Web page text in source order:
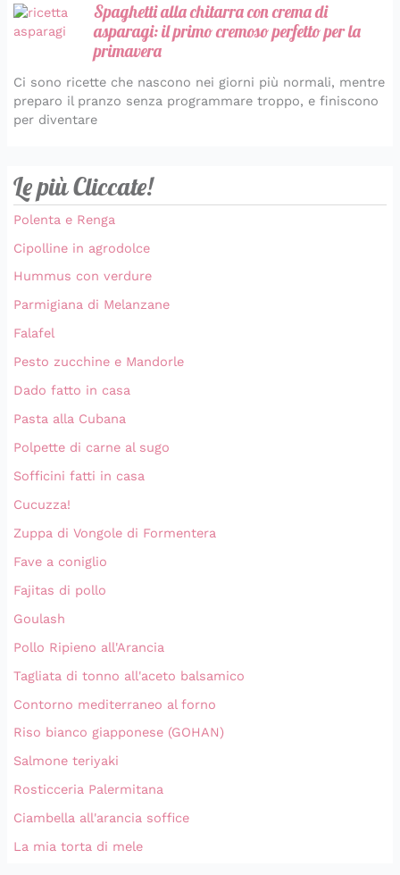
Spaghetti alla chitarra con crema di
asparagi: il primo cremoso perfetto per la
primavera
Ci sono ricette che nascono nei giorni più normali, mentre
preparo il pranzo senza programmare troppo, e finiscono
per diventare
Le più Cliccate!
Polenta e Renga
Cipolline in agrodolce
Hummus con verdure
Parmigiana di Melanzane
Falafel
Pesto zucchine e Mandorle
Dado fatto in casa
Pasta alla Cubana
Polpette di carne al sugo
Sofficini fatti in casa
Cucuzza!
Zuppa di Vongole di Formentera
Fave a coniglio
Fajitas di pollo
Goulash
Pollo Ripieno all'Arancia
Tagliata di tonno all'aceto balsamico
Contorno mediterraneo al forno
Riso bianco giapponese (GOHAN)
Salmone teriyaki
Rosticceria Palermitana
Ciambella all'arancia soffice
La mia torta di mele